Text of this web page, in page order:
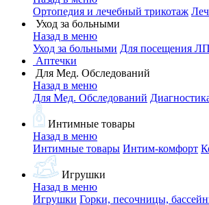
Ортопедия и лечебный трикотаж
Уход за больными
Назад в меню
Уход за больными Для посещения
Аптечки
Для Мед. Обследований
Назад в меню
Для Мед. Обследований
Интимные товары
Назад в меню
Интимные товары Интим-комфорт
Игрушки
Назад в меню
Игрушки Горки, песочницы,